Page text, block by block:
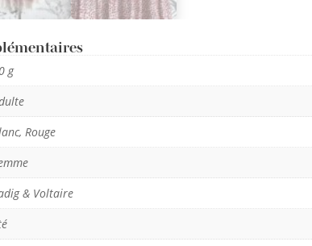
g
Rouge
& Voltaire